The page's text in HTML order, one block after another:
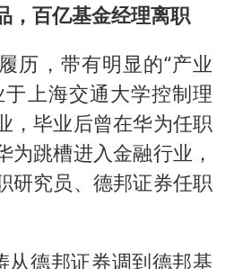
，百亿基金经理离职
历，带有明显的“产业
上海交通大学控制理
，毕业后曾在华为任职
为跳槽进入金融行业，
研究员、德邦证券任职
从德邦证券调到德邦基